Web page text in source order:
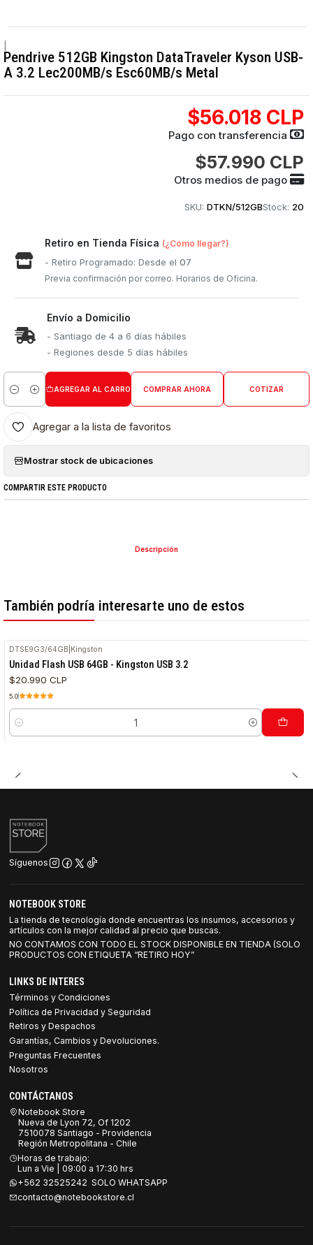
Pendrive 512GB Kingston DataTraveler Kyson USB-
A 3.2 Lec200MB/s Esc60MB/s Metal
$56.018 CLP
Pago con transferencia
$57.990 CLP
Otros medios de pago
SKU: DTKN/512GBStock: 20
Retiro en Tienda Física (¿Cómo llegar?)
- Retiro Programado: Desde el07
Previa confirmación por correo. Horarios de Oficina.
Envío a Domicilio
- Santiago de 4 a 6 días hábiles
- Regiones desde 5 días hábiles
Cantidad
AGREGAR AL CARRO COMPRAR AHORA COTIZAR
Agregar a la lista de favoritos
Mostrar stock de ubicaciones
COMPARTIR ESTE PRODUCTO
Descripción
También podría interesarte uno de estos
DTSE9G3/64GB Kingston
Unidad Flash USB 64GB - Kingston USB 3.2
$20.990 CLP
5.0
Cantidad
Síguenos
NOTEBOOK STORE
La tienda de tecnología donde encuentras los insumos, accesorios y
artículos con la mejor calidad al precio que buscas.
NO CONTAMOS CON TODO EL STOCK DISPONIBLE EN TIENDA (SOLO
PRODUCTOS CON ETIQUETA “RETIRO HOY”
LINKS DE INTERES
Términos y Condiciones
Política de Privacidad y Seguridad
Retiros y Despachos
Garantías, Cambios y Devoluciones.
Preguntas Frecuentes
Nosotros
CONTÁCTANOS
Notebook Store
Nueva de Lyon 72, Of 1202
7510078 Santiago - Providencia
Región Metropolitana - Chile
Horas de trabajo:
Lun a Vie | 09:00 a 17:30 hrs
+562 32525242 SOLO WHATSAPP
contacto@notebookstore.cl